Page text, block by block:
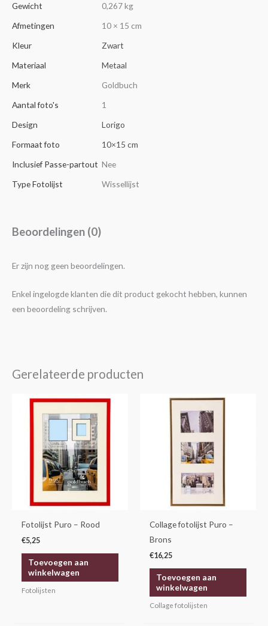
Gewicht
0,267 kg
Afmetingen
10 × 15 cm
Kleur
Zwart
Materiaal
Metaal
Merk
Goldbuch
Aantal foto's
1
Design
Lorigo
Formaat foto
10×15 cm
Inclusief Passe-partout Nee
Type Fotolijst
Wissellijst
Beoordelingen (0)
Er zijn nog geen beoordelingen.
Enkel ingelogde klanten die dit product gekocht hebben, kunnen
een beoordeling schrijven.
Gerelateerde producten
Fotolijst Puro – Rood
€5,25
Toevoegen aan
winkelwagen
Fotolijsten
Collage fotolijst Puro –
Brons
€16,25
Toevoegen aan
winkelwagen
Collage fotolijsten